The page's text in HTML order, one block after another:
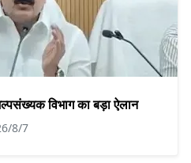
विभाग का बड़ा ऐलान
8/7